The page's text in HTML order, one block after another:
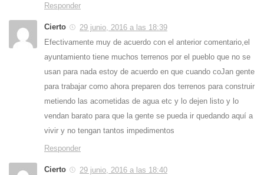
Responder
Cierto
29 junio, 2016 a las 18:39
Efectivamente muy de acuerdo con el anterior comentario,el
ayuntamiento tiene muchos terrenos por el pueblo que no se
usan para nada estoy de acuerdo en que cuando coJan gente
para trabajar como ahora preparen dos terrenos para construir
metiendo las acometidas de agua etc y lo dejen listo y lo
vendan barato para que la gente se pueda ir quedando aquí a
vivir y no tengan tantos impedimentos
Responder
Cierto
29 junio, 2016 a las 18:40